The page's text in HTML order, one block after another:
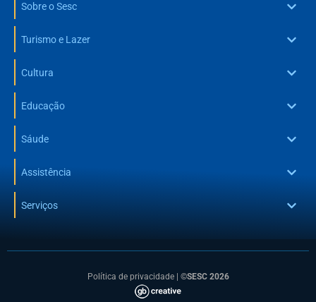
Sobre o Sesc
Turismo e Lazer
Cultura
Educação
Sáude
Assistência
Serviços
Política de privacidade| ©SESC 2026